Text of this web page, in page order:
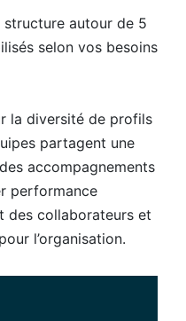
autour de 5
selon vos besoins
la diversité de profils
partagent une
accompagnements
performance
des collaborateurs et
l’organisation.